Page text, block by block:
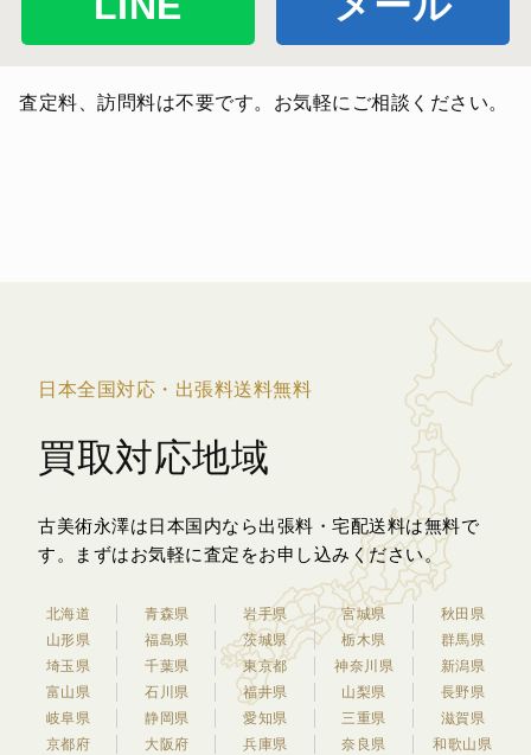
査定料、訪問料は不要です。お気軽にご相談ください。
日本全国対応・出張料送料無料
買取対応地域
古美術永澤は日本国内なら出張料・宅配送料は無料で
す。
まずはお気軽に査定をお申し込みください。
北海道 青森県 岩手県 宮城県
秋田県
山形県
福島県 茨城県 栃木県
群馬県
埼玉県
千葉県 東京都 神奈川県
新潟県
富山県
石川県 福井県 山梨県
長野県
岐阜県
静岡県 愛知県 三重県
滋賀県
京都府
大阪府 兵庫県 奈良県
和歌山県